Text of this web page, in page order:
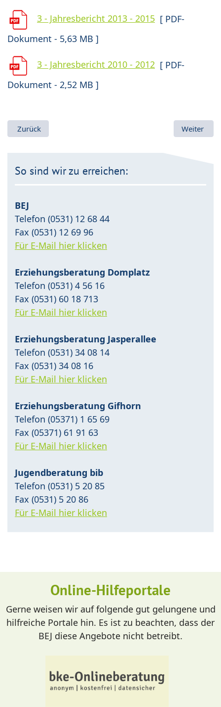
3 - Jahresbericht 2013 - 2015 [ PDF-
Dokument - 5,63 MB ]
3 - Jahresbericht 2010 - 2012 [ PDF-
Dokument - 2,52 MB ]
Vorheriger Beitrag: Satzung & Struktur
Zurück Nächster
Weiter
So sind wir zu erreichen:
BEJ
Telefon (0531) 12 68 44
Fax (0531) 12 69 96
Für E-Mail hier klicken
Erziehungsberatung Domplatz
Telefon (0531) 4 56 16
Fax (0531) 60 18 713
Für E-Mail hier klicken
Erziehungsberatung Jasperallee
Telefon (0531) 34 08 14
Fax (0531) 34 08 16
Für E-Mail hier klicken
Erziehungsberatung Gifhorn
Telefon (05371) 1 65 69
Fax (05371) 61 91 63
Für E-Mail hier klicken
Jugendberatung bib
Telefon (0531) 5 20 85
Fax (0531) 5 20 86
Für E-Mail hier klicken
Online-Hilfeportale
Gerne weisen wir auf folgende gut gelungene und
hilfreiche Portale hin. Es ist zu beachten, dass der
BEJ diese Angebote nicht betreibt.